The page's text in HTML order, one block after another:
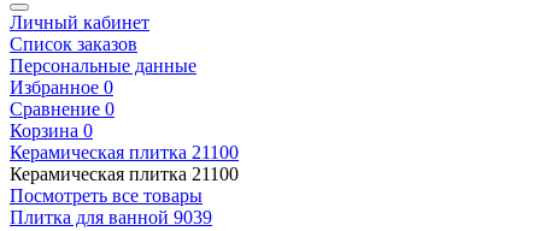
Личный кабинет
Список заказов
Персональные данные
Избранное 0
Сравнение 0
Корзина 0
Керамическая плитка 21100
Керамическая плитка 21100
Посмотреть все товары
Плитка для ванной 9039